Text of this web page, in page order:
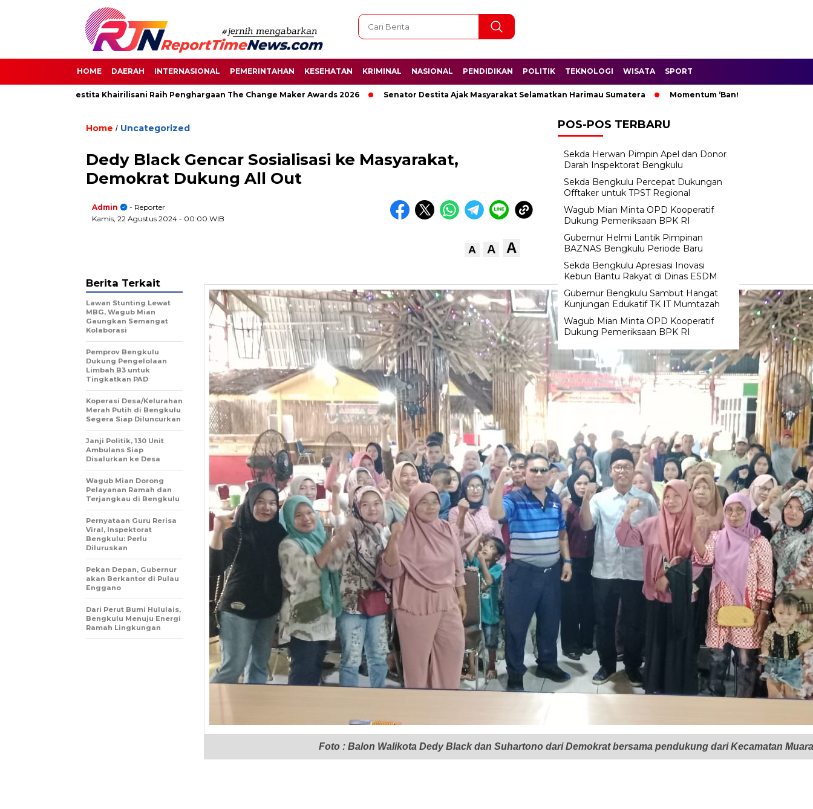
HOME DAERAH INTERNASIONAL PEMERINTAHAN KESEHATAN KRIMINAL NASIONAL PENDIDIKAN POLITIK TEKNOLOGI WISATA SPORT
Destita Khairilisani Raih Penghargaan The Change Maker Awards 2026 Senator Destita Ajak Masyarakat Selamatkan Harimau Sumatera Momentum ‘Bantu Rakyat’: Wagub Mian
Home / Uncategorized
Dedy Black Gencar Sosialisasi ke Masyarakat,
Demokrat Dukung All Out
Admin
- Reporter
Kamis, 22 Agustus 2024 - 00:00 WIB
A A A
Foto : Balon Walikota Dedy Black dan Suhartono dari Demokrat bersama pendukung dari Kecamatan
Berita Terkait
Lawan Stunting Lewat
MBG, Wagub Mian
Gaungkan Semangat
Kolaborasi
Pemprov Bengkulu
Dukung Pengelolaan
Limbah B3 untuk
Tingkatkan PAD
Koperasi Desa/Kelurahan
Merah Putih di Bengkulu
Segera Siap Diluncurkan
Janji Politik, 130 Unit
Ambulans Siap
Disalurkan ke Desa
Wagub Mian Dorong
Pelayanan Ramah dan
Terjangkau di Bengkulu
Pernyataan Guru Rerisa
Viral, Inspektorat
Bengkulu: Perlu
Diluruskan
Pekan Depan, Gubernur
akan Berkantor di Pulau
Enggano
Dari Perut Bumi Hululais,
Bengkulu Menuju Energi
Ramah Lingkungan
POS-POS TERBARU
Sekda Herwan Pimpin Apel dan Donor
Darah Inspektorat Bengkulu
Sekda Bengkulu Percepat Dukungan
Offtaker untuk TPST Regional
Wagub Mian Minta OPD Kooperatif
Dukung Pemeriksaan BPK RI
Gubernur Helmi Lantik Pimpinan
BAZNAS Bengkulu Periode Baru
Sekda Bengkulu Apresiasi Inovasi
Kebun Bantu Rakyat di Dinas ESDM
Gubernur Bengkulu Sambut Hangat
Kunjungan Edukatif TK IT Mumtazah
Wagub Mian Minta OPD Kooperatif
Dukung Pemeriksaan BPK RI